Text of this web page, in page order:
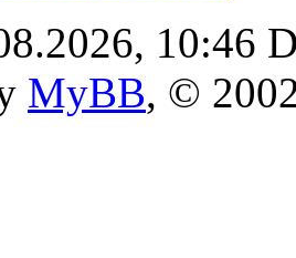
10:46
MyBB, ©